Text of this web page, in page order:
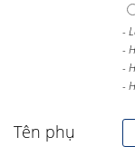
-
-
-
-
Tên phụ